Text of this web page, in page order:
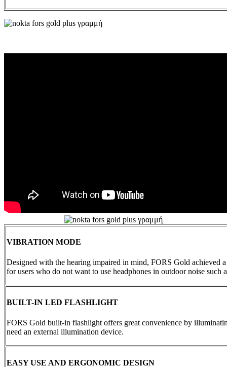
VIBRATION MODE
Designed with the hearing impaired in mind, FORS Gold achieved
for users who do not want to use headphones in outdoor noise such
BUILT-IN LED FLASHLIGHT
FORS Gold built-in flashlight offers great convenience by
need an external illumination device.
EASY USE AND ERGONOMIC DESIGN